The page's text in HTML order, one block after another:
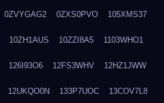
0ZVYGAG2 0ZXS0PVO 105XMS37
10ZH1AUS 10ZZI8A5 1103WHO1
126I93O6 12FS3WHV 12HZ1JWW
12UKQO0N 133P7UOC 13COV7L8